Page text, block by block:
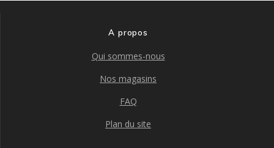
A propos
Qui sommes-nous
Nos magasins
FAQ
Plan du site